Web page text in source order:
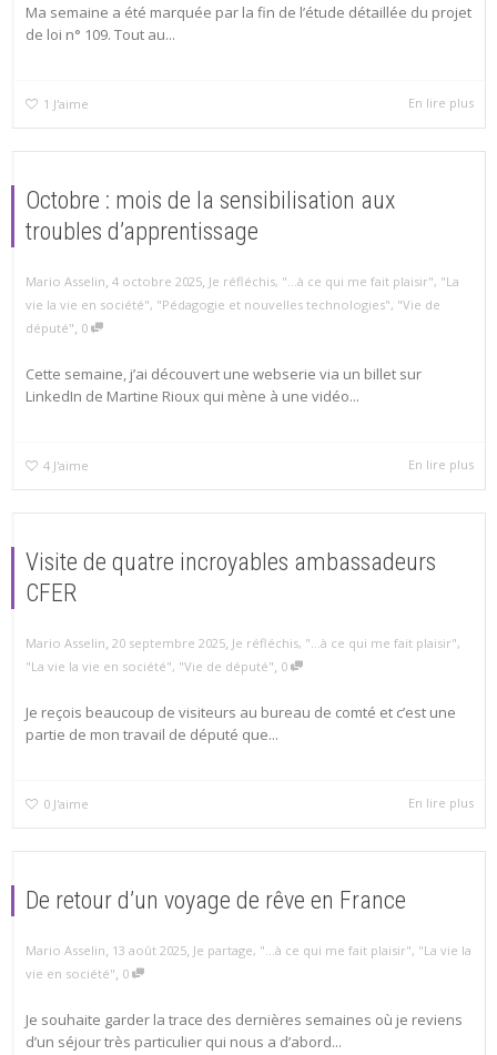
Ma semaine a été marquée par la fin de l’étude détaillée du projet
de loi n° 109. Tout au...
1 J'aime En lire plus
Octobre : mois de la sensibilisation aux
troubles d’apprentissage
Mario Asselin 4 octobre 2025 Je réfléchis, "...à ce qui me fait plaisir", "La
vie la vie en société", "Pédagogie et nouvelles technologies", "Vie de
député" 0
Cette semaine, j’ai découvert une webserie via un billet sur
LinkedIn de Martine Rioux qui mène à une vidéo...
4 J'aime En lire plus
Visite de quatre incroyables ambassadeurs
CFER
Mario Asselin, 20 septembre 2025, Je réfléchis, "...à ce qui me fait plaisir",
"La vie la vie en société", "Vie de député", 0
Je reçois beaucoup de visiteurs au bureau de comté et c’est une
partie de mon travail de député que...
0 J'aime En lire plus
De retour d’un voyage de rêve en France
Mario Asselin, 13 août 2025, Je partage, "...à ce qui me fait plaisir", "La vie la
vie en société", 0
Je souhaite garder la trace des dernières semaines où je reviens
d’un séjour très particulier qui nous a d’abord...